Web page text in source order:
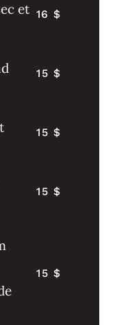
et 16 $
15 $
15 $
15 $
15 $